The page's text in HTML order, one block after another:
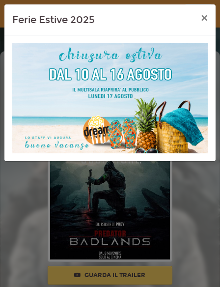
Dream Cinema
PREDATOR: BADLANDS
GUARDA IL TRAILER
Ferie Estive 2025 ×